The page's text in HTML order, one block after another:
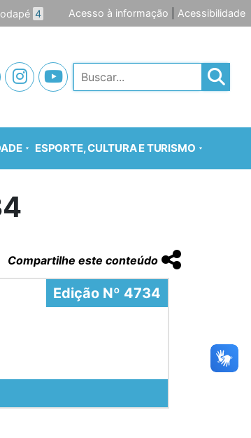
4 Acesso à informação Acessibilidade
Pesquisar
ESPORTE, CULTURA E TURISMO
Compartilhe este conteúdo
Edição Nº 4734